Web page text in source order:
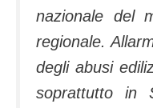
nazionale del
regionale.
degli abusi
soprattutto in